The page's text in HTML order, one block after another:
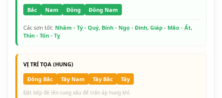
Bắc
Nam Đông Đông Nam
Các sơn tốt: Nhâm - Tý - Quý, Bính - Ngọ - Đinh, Giáp - Mão - Ất,
Thìn - Tốn - Tỵ
VỊ TRÍ TỌA (HUNG)
Đông Bắc
Tây Nam Tây Bắc Tây
Đặt bếp đè lên cung xấu để trấn áp hung khí.